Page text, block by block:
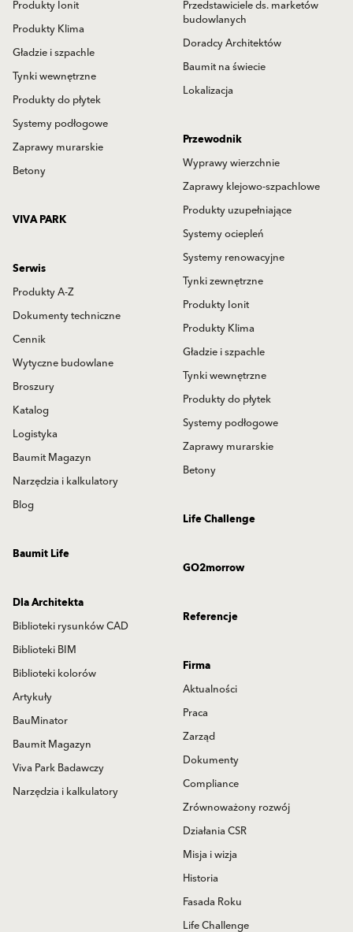
Produkty Ionit
Produkty Klima
Gładzie i szpachle
Tynki wewnętrzne
Produkty do płytek
Systemy podłogowe
Zaprawy murarskie
Betony
Przedstawiciele ds. marketów
budowlanych
Doradcy Architektów
Baumit na świecie
Lokalizacja
Przewodnik
Wyprawy wierzchnie
Zaprawy klejowo-szpachlowe
Produkty uzupełniające
Systemy ociepleń
Systemy renowacyjne
Tynki zewnętrzne
Produkty Ionit
Produkty Klima
Gładzie i szpachle
Tynki wewnętrzne
Produkty do płytek
Systemy podłogowe
Zaprawy murarskie
Betony
VIVA PARK
Serwis
Produkty A-Z
Dokumenty techniczne
Cennik
Wytyczne budowlane
Broszury
Katalog
Logistyka
Baumit Magazyn
Narzędzia i kalkulatory
Blog
Life Challenge
Baumit Life
GO2morrow
Dla Architekta
Biblioteki rysunków CAD
Biblioteki BIM
Biblioteki kolorów
Artykuły
BauMinator
Baumit Magazyn
Viva Park Badawczy
Narzędzia i kalkulatory
Referencje
Firma
Aktualności
Praca
Zarząd
Dokumenty
Compliance
Zrównoważony rozwój
Działania CSR
Misja i wizja
Historia
Fasada Roku
Life Challenge